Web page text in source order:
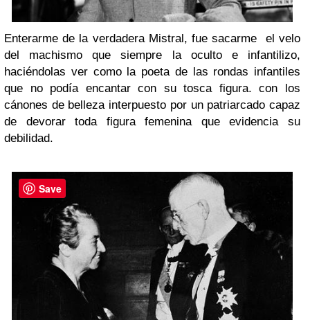
Enterarme de la verdadera Mistral, fue sacarme el velo
del machismo que siempre la oculto e infantilizo,
haciéndolas ver como la poeta de las rondas infantiles
que no podía encantar con su tosca figura. con los
cánones de belleza interpuesto por un patriarcado capaz
de devorar toda figura femenina que evidencia su
debilidad.
Save